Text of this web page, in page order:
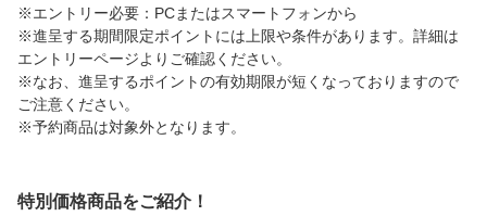
※エントリー必要：PCまたはスマートフォンから
※進呈する期間限定ポイントには上限や条件があります。詳細は
エントリーページよりご確認ください。
※なお、進呈するポイントの有効期限が短くなっておりますので
ご注意ください。
※予約商品は対象外となります。
特別価格商品をご紹介！